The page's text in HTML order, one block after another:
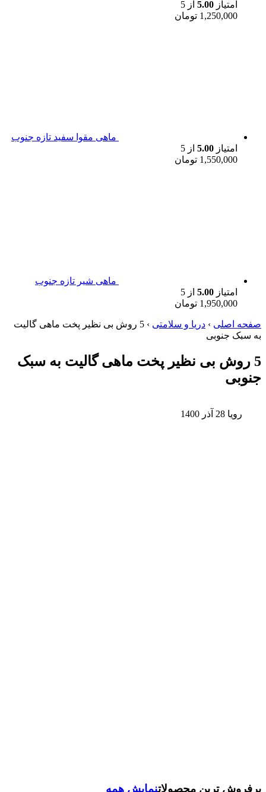
امتیاز 5.00 از 5
1,250,000 تومان
ماهی مقوا سفید تازه جنوب
امتیاز 5.00 از 5
1,550,000 تومان
ماهی شیر تازه جنوب
امتیاز 5.00 از 5
1,950,000 تومان
صفحه اصلی › دریا و سلامتی ›
5 روش بی نظیر پخت ماهی گالیت
به سبک جنوبی
5 روش بی نظیر پخت ماهی گالیت به سبک
جنوبی
رویا 28 آذر 1400
پرفروش ترین محصولاتنمایش همه